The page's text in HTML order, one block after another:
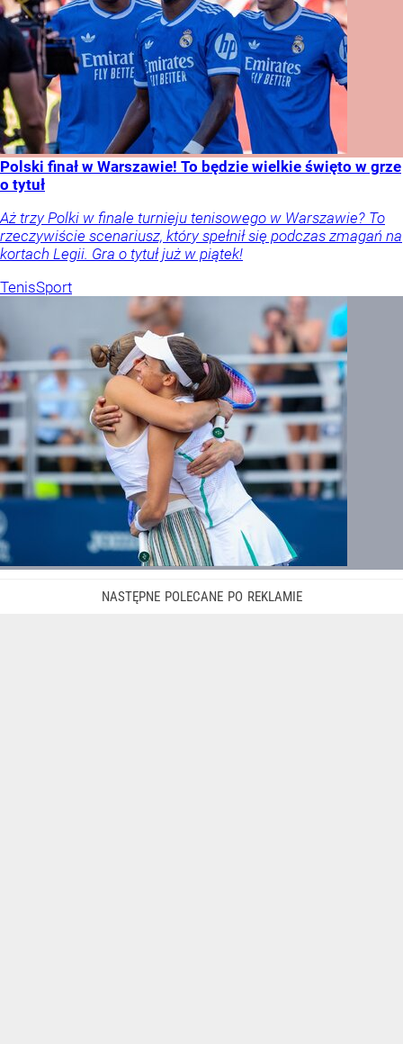
Polski finał w Warszawie! To będzie wielkie święto w grze
o tytuł
Aż trzy Polki w finale turnieju tenisowego w Warszawie? To
rzeczywiście scenariusz, który spełnił się podczas zmagań na
kortach Legii. Gra o tytuł już w piątek!
TenisSport